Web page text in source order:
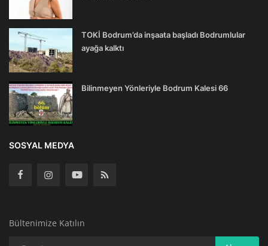
TOKİ Bodrum’da inşaata başladı Bodrumlular
ayağa kalktı
Bilinmeyen Yönleriyle Bodrum Kalesi 66
SOSYAL MEDYA
Bültenimize Katılın